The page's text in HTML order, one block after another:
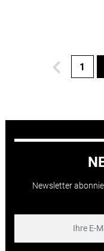
1
Newsletter